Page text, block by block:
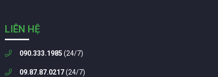
LIÊN HỆ
090.333.1985 (24/7)
09.87.87.0217(24/7)